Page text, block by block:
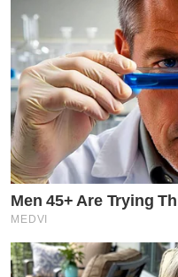
Men 45+ Are Trying
MEDVI